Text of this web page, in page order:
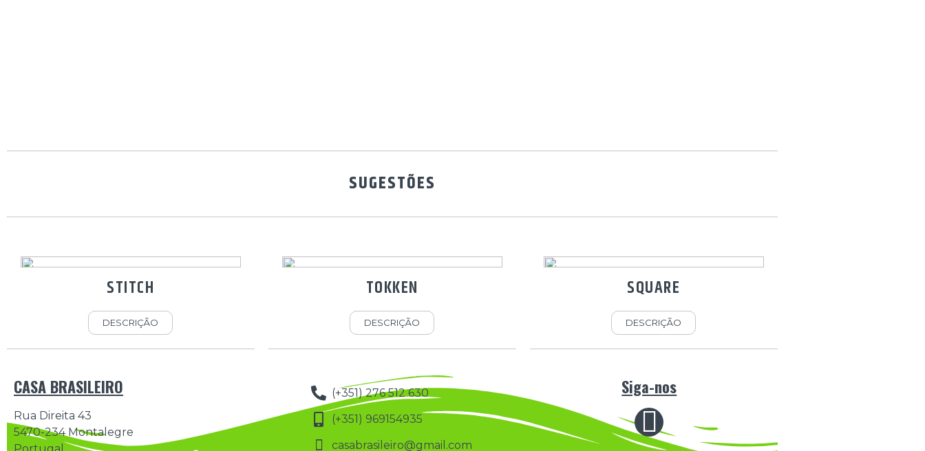
SUGESTÕES
STITCH
DESCRIÇÃO
TOKKEN
DESCRIÇÃO
SQUARE
DESCRIÇÃO
CASA BRASILEIRO
Rua Direita 43
5470-234 Montalegre
(+351) 276 512 630
(+351) 969154935
casabrasileiro@gmail.com
Siga-nos